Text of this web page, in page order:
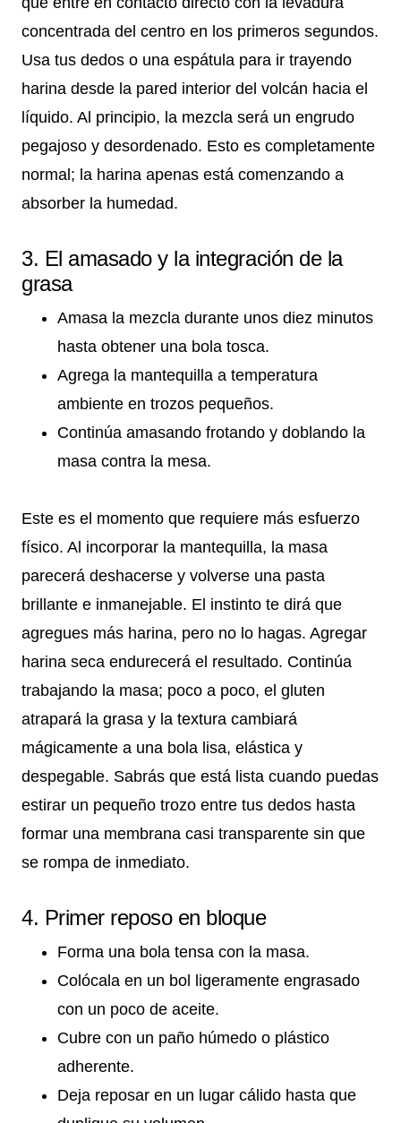
concentrada del centro en los primeros segundos.
Usa tus dedos o una espátula para ir trayendo
harina desde la pared interior del volcán hacia el
líquido. Al principio, la mezcla será un engrudo
pegajoso y desordenado. Esto es completamente
normal; la harina apenas está comenzando a
absorber la humedad.
3. El amasado y la integración de la
grasa
Amasa la mezcla durante unos diez minutos
hasta obtener una bola tosca.
Agrega la mantequilla a temperatura
ambiente en trozos pequeños.
Continúa amasando frotando y doblando la
masa contra la mesa.
Este es el momento que requiere más esfuerzo
físico. Al incorporar la mantequilla, la masa
parecerá deshacerse y volverse una pasta
brillante e inmanejable. El instinto te dirá que
agregues más harina, pero no lo hagas. Agregar
harina seca endurecerá el resultado. Continúa
trabajando la masa; poco a poco, el gluten
atrapará la grasa y la textura cambiará
mágicamente a una bola lisa, elástica y
despegable. Sabrás que está lista cuando puedas
estirar un pequeño trozo entre tus dedos hasta
formar una membrana casi transparente sin que
se rompa de inmediato.
4. Primer reposo en bloque
Forma una bola tensa con la masa.
Colócala en un bol ligeramente engrasado
con un poco de aceite.
Cubre con un paño húmedo o plástico
adherente.
Deja reposar en un lugar cálido hasta que